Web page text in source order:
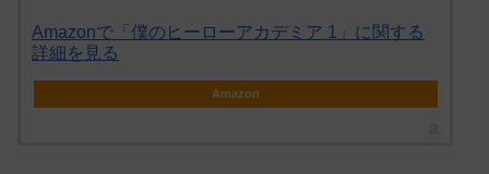
Amazonで「僕のヒーローアカデミア 1」に関する
詳細を見る
Amazon